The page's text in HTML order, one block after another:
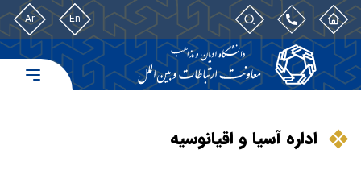
En
Ar
اداره آسیا و اقیانوسیه